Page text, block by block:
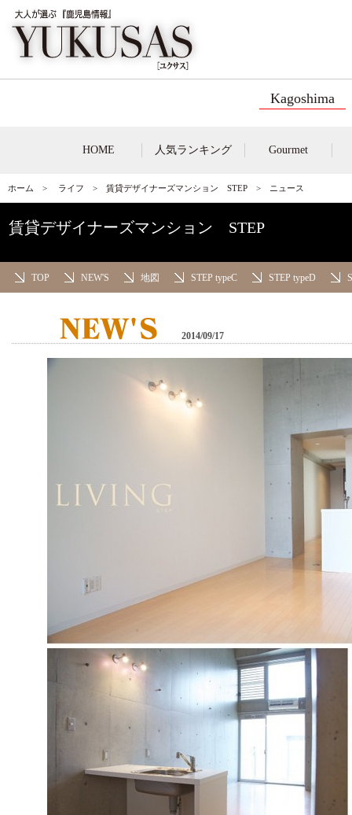
Kagoshima
HOME 人気ランキング Gourmet
ホーム > ライフ > 賃貸デザイナーズマンション STEP > ニュース
賃貸デザイナーズマンション STEP
TOP NEW'S 地図 STEP typeC STEP typeD
2014/09/17